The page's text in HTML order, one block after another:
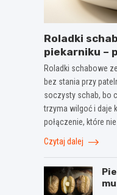
Roladki
piekarniku –
Roladki schabowe
bez stania przy
soczysty schab, bo
trzyma wilgoć i daje
połączenie, które
Czytaj dalej